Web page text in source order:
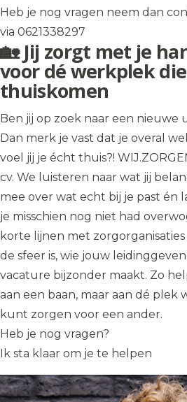
Heb je nog vragen neem dan
via 0621338297
🏡 Jij zorgt met je
voor dé werkplek
thuiskomen
Ben jij op zoek naar een nieuwe
Dan merk je vast dat je overal
voel jij je écht thuis?!
cv. We luisteren naar wat jij
mee over wat echt bij je past én
je misschien nog niet had
korte lijnen met
de sfeer is, wie jouw
vacature bijzonder maakt. Zo
aan een baan, maar aan dé plek
kunt zorgen voor een ander.
Heb je nog vragen?
Ik sta klaar om je te helpen